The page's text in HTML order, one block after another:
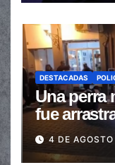
DESTACADAS
Una perra
fue
en la
4 DE